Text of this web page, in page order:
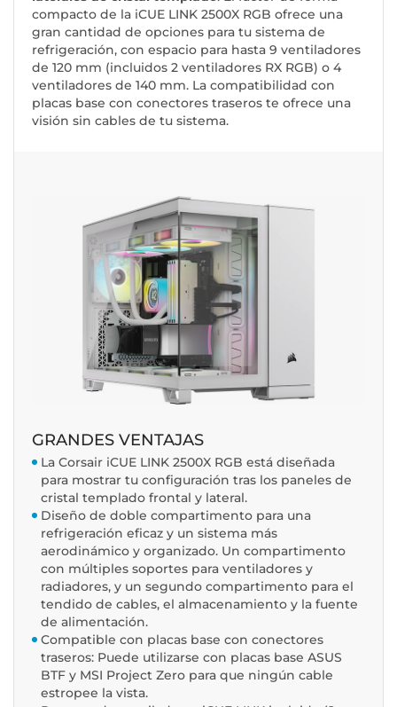
compacto de la iCUE LINK 2500X RGB ofrece una
gran cantidad de opciones para tu sistema de
refrigeración, con espacio para hasta 9 ventiladores
de 120 mm (incluidos 2 ventiladores RX RGB) o 4
ventiladores de 140 mm. La compatibilidad con
placas base con conectores traseros te ofrece una
visión sin cables de tu sistema.
GRANDES VENTAJAS
La Corsair iCUE LINK 2500X RGB está diseñada
para mostrar tu configuración tras los paneles de
cristal templado frontal y lateral.
Diseño de doble compartimento para una
refrigeración eficaz y un sistema más
aerodinámico y organizado. Un compartimento
con múltiples soportes para ventiladores y
radiadores, y un segundo compartimento para el
tendido de cables, el almacenamiento y la fuente
de alimentación.
Compatible con placas base con conectores
traseros: Puede utilizarse con placas base ASUS
BTF y MSI Project Zero para que ningún cable
estropee la vista.